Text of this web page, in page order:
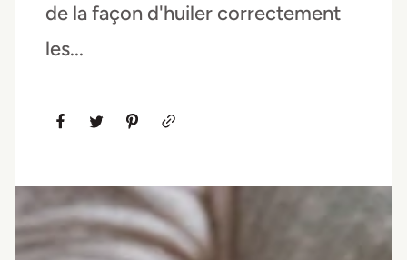
de la façon d'huiler correctement
les...